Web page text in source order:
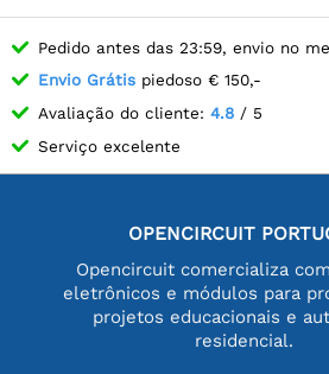
Pedido antes das 23:59, envio no
Envio Grátis piedoso € 150,-
Avaliação do cliente: 4.8 / 5
Serviço excelente
OPENCIRCUIT
Opencircuit comercializa
eletrônicos e módulos para
projetos educacionais e
residencial.